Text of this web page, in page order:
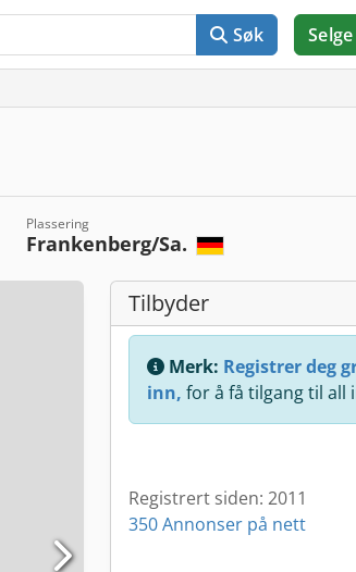
Søk Selge
Plassering
Frankenberg/Sa.
Tilbyder
Merk: Registrer deg
inn, for å få tilgang til all
Registrert siden: 2011
350 Annonser på nett